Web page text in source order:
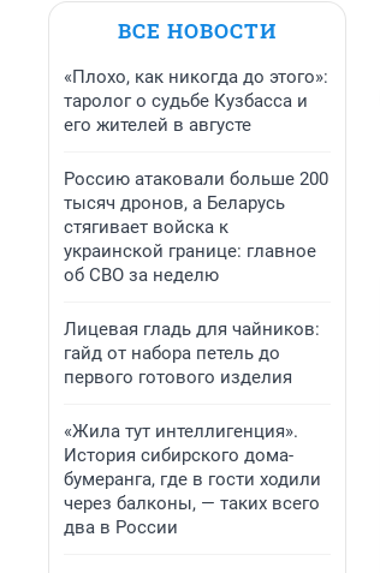
ВСЕ НОВОСТИ
«Плохо, как никогда до этого»:
таролог о судьбе Кузбасса и
его жителей в августе
Россию атаковали больше 200
тысяч дронов, а Беларусь
стягивает войска к
украинской границе: главное
об СВО за неделю
Лицевая гладь для чайников:
гайд от набора петель до
первого готового изделия
«Жила тут интеллигенция».
История сибирского дома-
бумеранга, где в гости ходили
через балконы, — таких всего
два в России